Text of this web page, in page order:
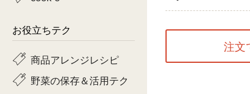
注文
お役立ちテク
商品アレンジレシピ
野菜の保存＆活用テク